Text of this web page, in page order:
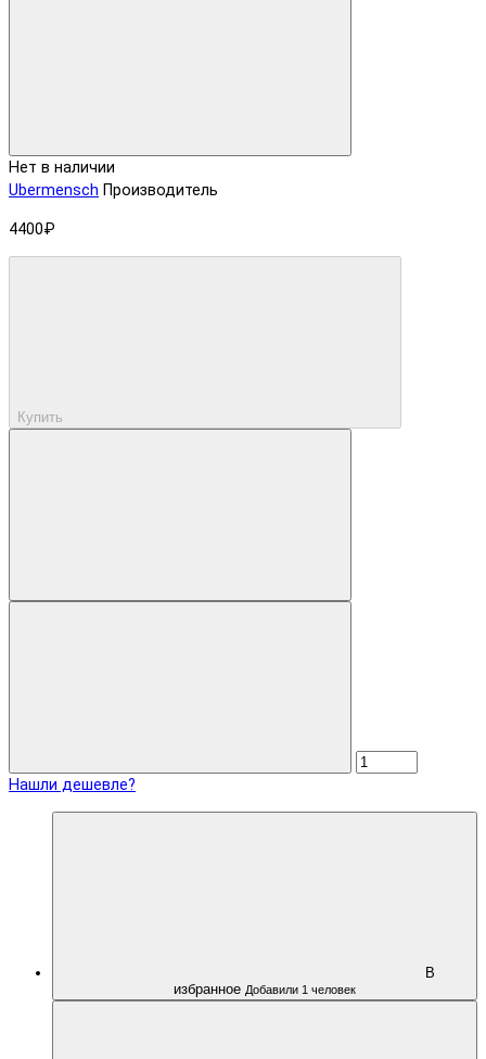
Нет в наличии
Ubermensch Производитель
4400₽
Купить
Нашли дешевле?
В
избранное Добавили 1 человек